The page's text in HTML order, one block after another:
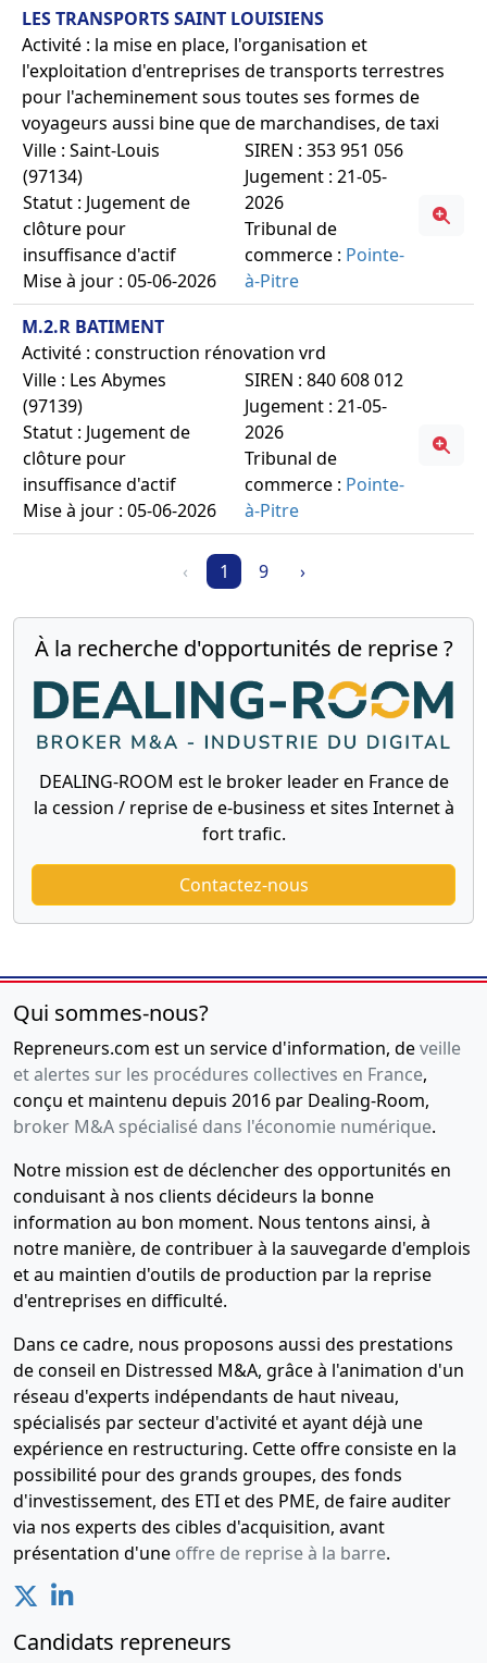
LES TRANSPORTS SAINT LOUISIENS
Activité : la mise en place, l'organisation et
l'exploitation d'entreprises de transports terrestres
pour l'acheminement sous toutes ses formes de
voyageurs aussi bine que de marchandises, de taxi
Ville : Saint-Louis
(97134)
Statut : Jugement de
clôture pour
insuffisance d'actif
Mise à jour : 05-06-2026
SIREN : 353 951 056
Jugement : 21-05-
2026
Tribunal de
commerce : Pointe-
à-Pitre
M.2.R BATIMENT
Activité : construction rénovation vrd
Ville : Les Abymes
(97139)
Statut : Jugement de
clôture pour
insuffisance d'actif
Mise à jour : 05-06-2026
SIREN : 840 608 012
Jugement : 21-05-
2026
Tribunal de
commerce : Pointe-
à-Pitre
‹ 1 9 ›
À la recherche d'opportunités de reprise ?
DEALING-ROOM est le broker leader en France de
la cession / reprise de e-business et sites Internet à
fort trafic.
Contactez-nous
Qui sommes-nous?
Repreneurs.com est un service d'information, deveille
et alertes sur les procédures collectives en France,
conçu et maintenu depuis 2016 par Dealing-Room,
broker M&A spécialisé dans l'économie numérique.
Notre mission est de déclencher des opportunités en
conduisant à nos clients décideurs la bonne
information au bon moment. Nous tentons ainsi, à
notre manière, de contribuer à la sauvegarde d'emplois
et au maintien d'outils de production par la reprise
d'entreprises en difficulté.
Dans ce cadre, nous proposons aussi des prestations
de conseil en Distressed M&A, grâce à l'animation d'un
réseau d'experts indépendants de haut niveau,
spécialisés par secteur d'activité et ayant déjà une
expérience en restructuring. Cette offre consiste en la
possibilité pour des grands groupes, des fonds
d'investissement, des ETI et des PME, de faire auditer
via nos experts des cibles d'acquisition, avant
présentation d'une offre de reprise à la barre.
Candidats repreneurs